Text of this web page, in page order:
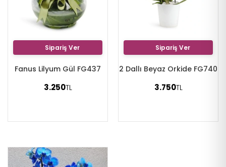
Sipariş Ver
Fanus Lilyum Gül FG437
3.250TL
Sipariş Ver
2 Dallı Beyaz Orkide FG740
3.750TL